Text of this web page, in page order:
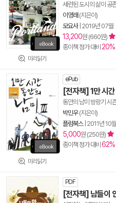
미리읽기
세련된 도시의 삶이 공
이영래 (지은이)
모요사| 2019년 07월
13,200원 (660원)
종이책 정가 대비 20%
미리읽기
ePub
[전자책] 1만 시
동안의 남미 방랑기 시
박민우(지은이)
플럼북스| 2011년 10월
5,000원 (250원)
종이책 정가 대비 62%
PDF
[전자책] 남들이